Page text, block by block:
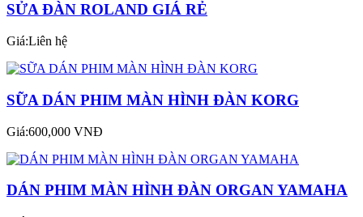
SỬA ĐÀN ROLAND GIÁ RẺ
Giá:Liên hệ
SỮA DÁN PHIM MÀN HÌNH ĐÀN KORG
Giá:600,000 VNĐ
DÁN PHIM MÀN HÌNH ĐÀN ORGAN YAMAHA